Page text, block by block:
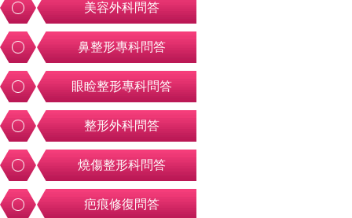
美容外科問答
鼻整形專科問答
眼睑整形專科問答
整形外科問答
燒傷整形科問答
疤痕修復問答